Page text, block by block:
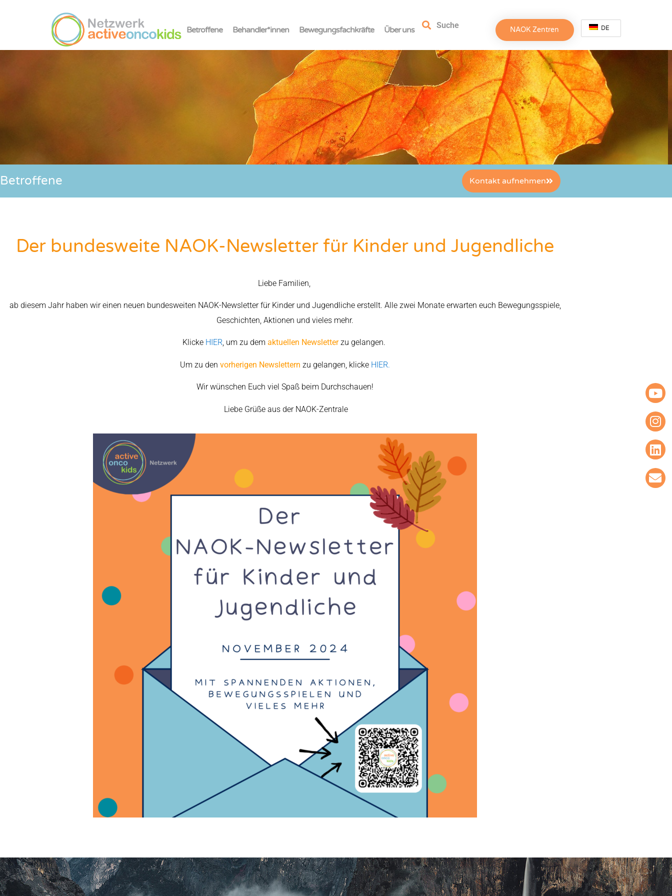
Betroffene Behandler*innen Bewegungsfachkräfte Über uns Suche NAOK Zentren DE
Betroffene Kontakt aufnehmen
Der bundesweite NAOK-Newsletter für Kinder und Jugendliche
Liebe Familien,
ab diesem Jahr haben wir einen neuen bundesweiten NAOK-Newsletter für Kinder und Jugendliche erstellt. Alle zwei Monate erwarten euch Bewegungsspiele,
Geschichten, Aktionen und vieles mehr.
Klicke HIER, um zu dem aktuellen Newsletterzu gelangen.
Um zu den vorherigen Newslettern zu gelangen, klicke HIER.
Wir wünschen Euch viel Spaß beim Durchschauen!
Liebe Grüße aus der NAOK-Zentrale